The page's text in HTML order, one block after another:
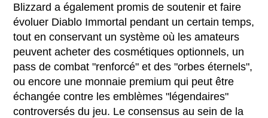
Blizzard a également promis de soutenir et faire
évoluer Diablo Immortal pendant un certain temps,
tout en conservant un système où les amateurs
peuvent acheter des cosmétiques optionnels, un
pass de combat "renforcé" et des "orbes éternels",
ou encore une monnaie premium qui peut être
échangée contre les emblèmes "légendaires"
controversés du jeu. Le consensus au sein de la